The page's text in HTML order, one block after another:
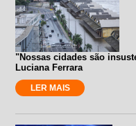
"Nossas cidades são
Luciana Ferrara
LER MAIS